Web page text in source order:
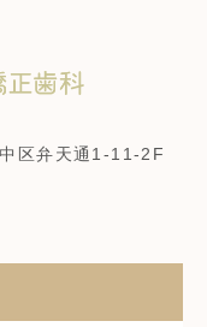
区弁天通1-11-2F